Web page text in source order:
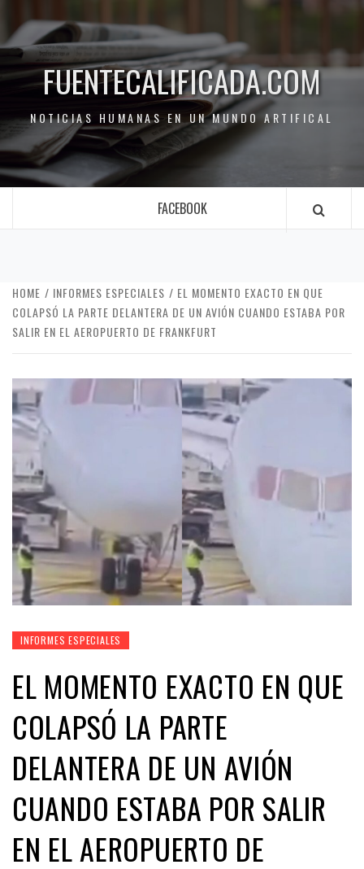
FUENTECALIFICADA.COM
NOTICIAS HUMANAS EN UN MUNDO ARTIFICAL
FACEBOOK
HOME INFORMES ESPECIALES
EL MOMENTO EXACTO EN QUE
COLAPSÓ LA PARTE DELANTERA DE UN AVIÓN CUANDO ESTABA POR
SALIR EN EL AEROPUERTO DE FRANKFURT
INFORMES ESPECIALES
EL MOMENTO EXACTO EN QUE
COLAPSÓ LA PARTE
DELANTERA DE UN AVIÓN
CUANDO ESTABA POR SALIR
EN EL AEROPUERTO DE